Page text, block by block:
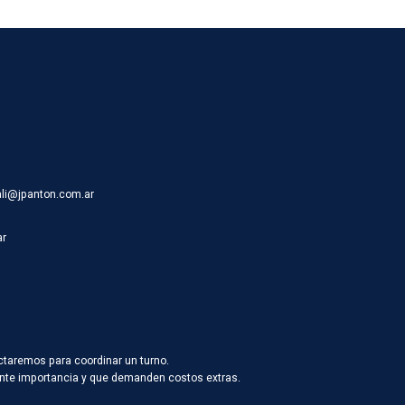
para coordinar un turno.
importancia y que demanden costos extras.